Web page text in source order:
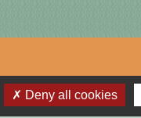
Deny all cookies